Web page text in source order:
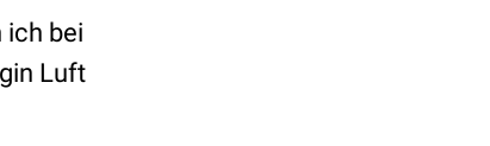
ich bei
Luft